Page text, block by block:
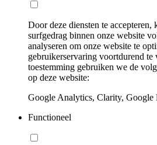
Door deze diensten te
surfgedrag binnen onze website
analyseren om onze website te
gebruikerservaring voortdurend
toestemming gebruiken we de
op deze website:
Google Analytics, Clarity, Google
Functioneel